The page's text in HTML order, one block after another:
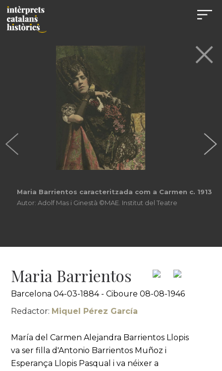
Maria Barrientos caracteritzada com a Carmen c. 1913
Autor: Adolf Mas i Ginestà ©MAE. Institut del Teatre
Maria Barrientos
Barcelona 04-03-1884 - Ciboure 08-08-1946
Redactor: Miquel Pérez García
María del Carmen Alejandra Barrientos Llopis
va ser filla d'Antonio Barrientos Muñoz i
Esperança Llopis Pasqual i va néixer a